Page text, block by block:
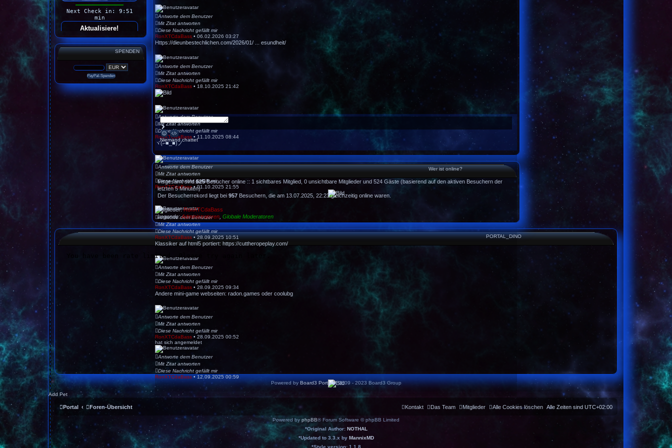
Antworte dem Benutzer
Mit Zitat antworten
Diese Nachricht gefällt mir
RonXTCdaBass • 06.02.2026 03:27
Https://dieunbestechlichen.com/2026/01/ ... esundheit/
Antworte dem Benutzer
Mit Zitat antworten
Diese Nachricht gefällt mir
RonXTCdaBass • 18.10.2025 21:42
Antworte dem Benutzer
Mit Zitat antworten
Diese Nachricht gefällt mir
RonXTCdaBass • 11.10.2025 08:44
ヾ(⌐■_■)ノ
Antworte dem Benutzer
Mit Zitat antworten
Diese Nachricht gefällt mir
RonXTCdaBass•01.10.2025 21:55
Antworte dem Benutzer
Mit Zitat antworten
Diese Nachricht gefällt mir
RonXTCdaBass•28.09.2025 10:51
Klassiker auf html5 portiert: https://cuttheropeplay.com/
Antworte dem Benutzer
Mit Zitat antworten
Diese Nachricht gefällt mir
RonXTCdaBass • 28.09.2025 09:34
Andere mini-game webseiten: radon.games oder coolubg
Antworte dem Benutzer
Mit Zitat antworten
Diese Nachricht gefällt mir
RonXTCdaBass • 28.09.2025 00:52
hat sich angemeldet
Antworte dem Benutzer
Mit Zitat antworten
Diese Nachricht gefällt mir
RonXTCdaBass•12.09.2025 00:59
S
e
n
d
S
m
i
i
e
s
B
B
C
d
e
s
Niemand chattet
Wer ist online?
Insgesamt sind525Besucher online :: 1 sichtbares Mitglied, 0 unsichtbare Mitglieder und 524 Gäste (basierend auf den aktiven Besuchern der
letzten 5 Minuten)
Der Besucherrekord liegt bei 957 Besuchern, die am 13.07.2025, 22:23 gleichzeitig online waren.
Mitglieder:RonXTCdaBass
Legende:Administratoren Globale Moderatoren
SPENDEN
PORTAL_DINO
Powered byBoard3 Portal© 2009 - 2023 Board3 Group
Add Pet
Portal Foren-Übersicht Alle Zeiten sind UTC+02:00
Alle Cookies löschen
Mitglieder
Das Team
Kontakt
Powered by phpBB® Forum Software © phpBB Limited
*Original Author: NOTHAL
*Updated to 3.3.x by MannixMD
*Style version: 1.1.8